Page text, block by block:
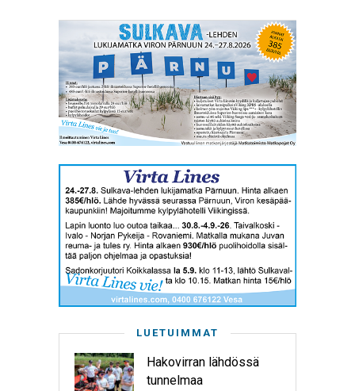
LUETUIMMAT
Hakovirran lähdössä
tunnelmaa